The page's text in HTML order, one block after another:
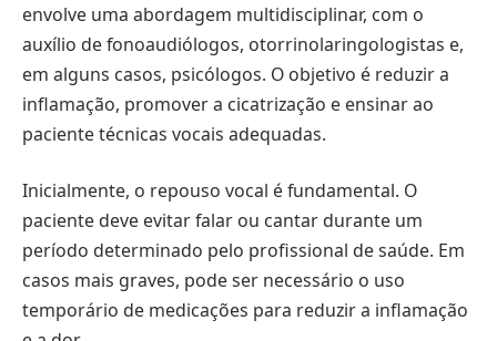
envolve uma abordagem multidisciplinar, com o
auxílio de fonoaudiólogos, otorrinolaringologistas e,
em alguns casos, psicólogos. O objetivo é reduzir a
inflamação, promover a cicatrização e ensinar ao
paciente técnicas vocais adequadas.
Inicialmente, o repouso vocal é fundamental. O
paciente deve evitar falar ou cantar durante um
período determinado pelo profissional de saúde. Em
casos mais graves, pode ser necessário o uso
temporário de medicações para reduzir a inflamação